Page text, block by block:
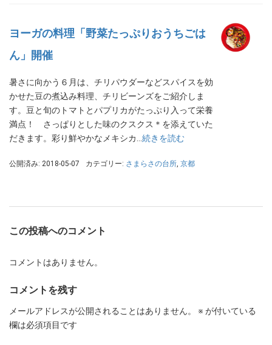
ヨーガの料理「野菜たっぷりおうちごは
ん」開催
暑さに向かう６月は、チリパウダーなどスパイスを効
かせた豆の煮込み料理、チリビーンズをご紹介しま
す。豆と旬のトマトとパプリカがたっぷり入って栄養
満点！ さっぱりとした味のクスクス＊を添えていた
だきます。彩り鮮やかなメキシカ… 続きを読む
公開済み: 2018-05-07 カテゴリー: さまらさの台所, 京都
この投稿へのコメント
コメントはありません。
コメントを残す
メールアドレスが公開されることはありません。 ※ が付いている
欄は必須項目です